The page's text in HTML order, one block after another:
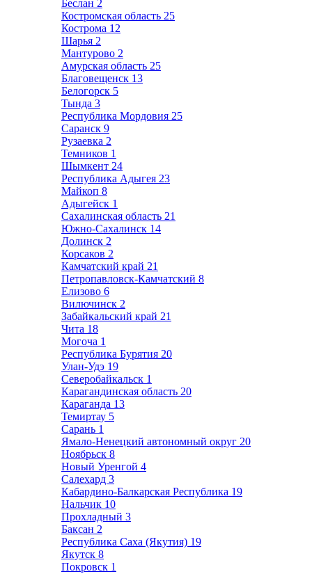
Беслан 2
Костромская область 25
Кострома 12
Шарья 2
Мантурово 2
Амурская область 25
Благовещенск 13
Белогорск 5
Тында 3
Республика Мордовия 25
Саранск 9
Рузаевка 2
Темников 1
Шымкент 24
Республика Адыгея 23
Майкоп 8
Адыгейск 1
Сахалинская область 21
Южно-Сахалинск 14
Долинск 2
Корсаков 2
Камчатский край 21
Петропавловск-Камчатский 8
Елизово 6
Вилючинск 2
Забайкальский край 21
Чита 18
Могоча 1
Республика Бурятия 20
Улан-Удэ 19
Северобайкальск 1
Карагандинская область 20
Караганда 13
Темиртау 5
Сарань 1
Ямало-Ненецкий автономный округ 20
Ноябрьск 8
Новый Уренгой 4
Салехард 3
Кабардино-Балкарская Республика 19
Нальчик 10
Прохладный 3
Баксан 2
Республика Саха (Якутия) 19
Якутск 8
Покровск 1